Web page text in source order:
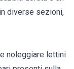
diverse sezioni,
noleggiare lettini